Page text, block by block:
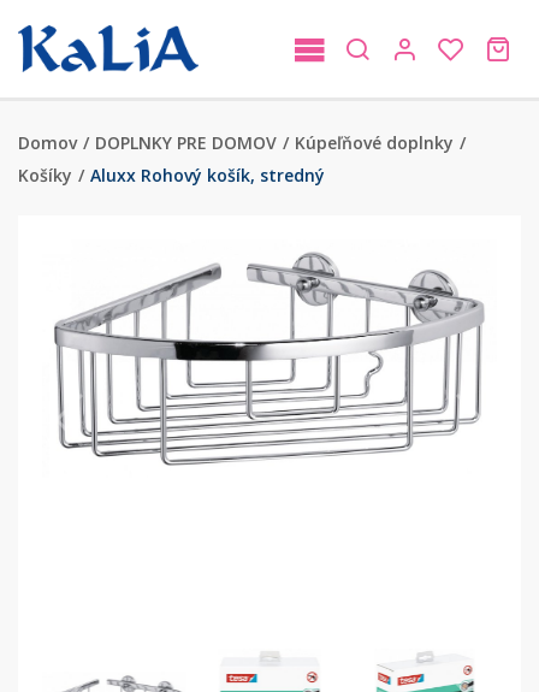
Domov / DOPLNKY PRE DOMOV / Kúpeľňové doplnky /
Košíky / Aluxx Rohový košík, stredný